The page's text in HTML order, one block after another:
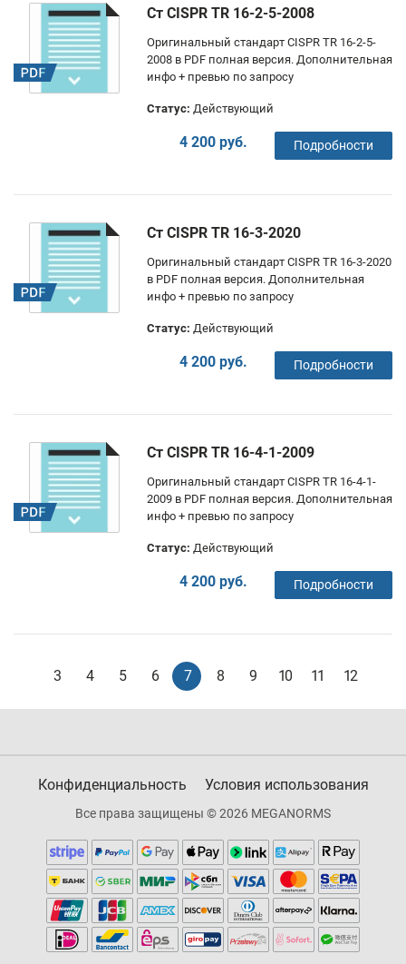
Ст CISPR TR 16-2-5-2008
Оригинальный стандарт CISPR TR 16-2-5-
2008 в PDF полная версия. Дополнительная
инфо + превью по запросу
Статус: Действующий
4 200 руб. Подробности
Ст CISPR TR 16-3-2020
Оригинальный стандарт CISPR TR 16-3-2020
в PDF полная версия. Дополнительная
инфо + превью по запросу
Статус: Действующий
4 200 руб. Подробности
Ст CISPR TR 16-4-1-2009
Оригинальный стандарт CISPR TR 16-4-1-
2009 в PDF полная версия. Дополнительная
инфо + превью по запросу
Статус: Действующий
4 200 руб. Подробности
3 4 5 6 7 8 9 10 11 12
Конфиденциальность Условия использования
Все права защищены © 2026 MEGANORMS